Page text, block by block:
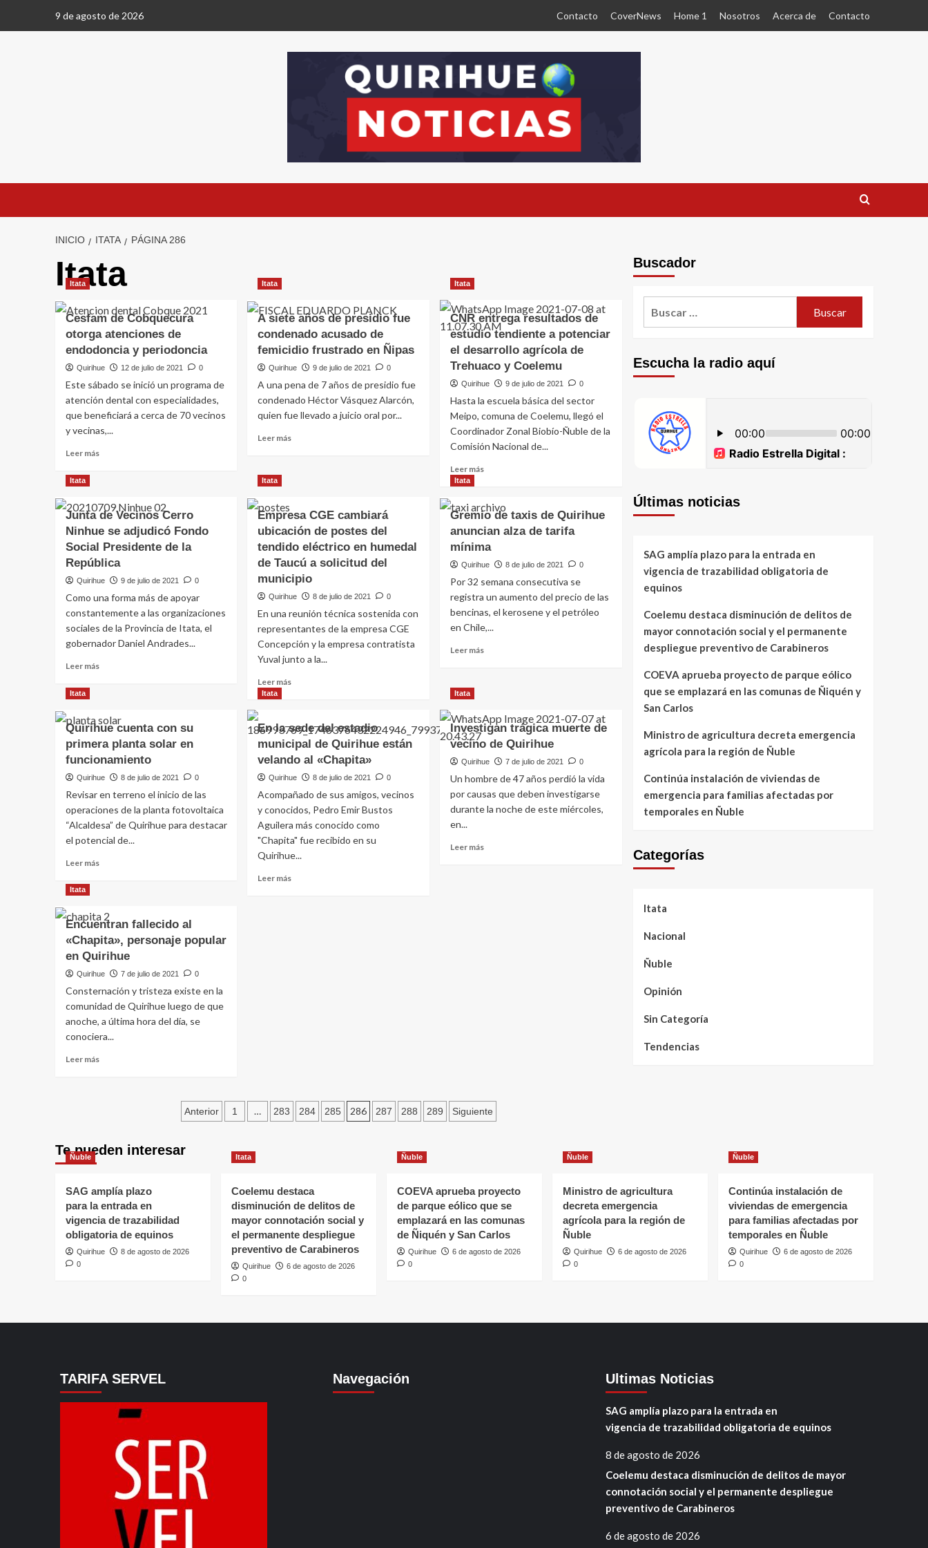
9 de agosto de 2026 Contacto CoverNews Home 1 Nosotros Acerca de Contacto
INICIO ITATA PÁGINA 286
Itata
Itata
Cesfam de Cobquecura
otorga atenciones de
endodoncia y periodoncia
Quirihue 12 de julio de 2021 0
Este sábado se inició un programa de
atención dental con especialidades,
que beneficiará a cerca de 70 vecinos
y vecinas,...
Leer más
Itata
A siete años de presidio fue
condenado acusado de
femicidio frustrado en Ñipas
Quirihue 9 de julio de 2021 0
A una pena de 7 años de presidio fue
condenado Héctor Vásquez Alarcón,
quien fue llevado a juicio oral por...
Leer más
Itata
CNR entrega resultados de
estudio tendiente a potenciar
el desarrollo agrícola de
Trehuaco y Coelemu
Quirihue 9 de julio de 2021 0
Hasta la escuela básica del sector
Meipo, comuna de Coelemu, llegó el
Coordinador Zonal Biobío-Ñuble de la
Comisión Nacional de...
Leer más
Itata
Junta de Vecinos Cerro
Ninhue se adjudicó Fondo
Social Presidente de la
República
Quirihue 9 de julio de 2021 0
Como una forma más de apoyar
constantemente a las organizaciones
sociales de la Provincia de Itata, el
gobernador Daniel Andrades...
Leer más
Itata
Empresa CGE cambiará
ubicación de postes del
tendido eléctrico en humedal
de Taucú a solicitud del
municipio
Quirihue 8 de julio de 2021 0
En una reunión técnica sostenida con
representantes de la empresa CGE
Concepción y la empresa contratista
Yuval junto a la...
Leer más
Itata
Gremio de taxis de Quirihue
anuncian alza de tarifa
mínima
Quirihue 8 de julio de 2021 0
Por 32 semana consecutiva se
registra un aumento del precio de las
bencinas, el kerosene y el petróleo
en Chile,...
Leer más
Itata
Quirihue cuenta con su
primera planta solar en
funcionamiento
Quirihue 8 de julio de 2021 0
Revisar en terreno el inicio de las
operaciones de la planta fotovoltaica
“Alcaldesa” de Quirihue para destacar
el potencial de...
Leer más
Itata
En la sede del estadio
municipal de Quirihue están
velando al «Chapita»
Quirihue 8 de julio de 2021 0
Acompañado de sus amigos, vecinos
y conocidos, Pedro Emir Bustos
Aguilera más conocido como
"Chapita" fue recibido en su
Quirihue...
Leer más
Itata
Investigan trágica muerte de
vecino de Quirihue
Quirihue 7 de julio de 2021 0
Un hombre de 47 años perdió la vida
por causas que deben investigarse
durante la noche de este miércoles,
en...
Leer más
Itata
Encuentran fallecido al
«Chapita», personaje popular
en Quirihue
Quirihue 7 de julio de 2021 0
Consternación y tristeza existe en la
comunidad de Quirihue luego de que
anoche, a última hora del día, se
conociera...
Leer más
Anterior 1 … 283 284 285 286 287 288 289 Siguiente
Buscador
Escucha la radio aquí
Últimas noticias
SAG amplía plazo para la entrada en
vigencia de trazabilidad obligatoria de
equinos
Coelemu destaca disminución de delitos de
mayor connotación social y el permanente
despliegue preventivo de Carabineros
COEVA aprueba proyecto de parque eólico
que se emplazará en las comunas de Ñiquén y
San Carlos
Ministro de agricultura decreta emergencia
agrícola para la región de Ñuble
Continúa instalación de viviendas de
emergencia para familias afectadas por
temporales en Ñuble
Categorías
Itata
Nacional
Ñuble
Opinión
Sin Categoría
Tendencias
Te pueden interesar
Ñuble
SAG amplía plazo
para la entrada en
vigencia de trazabilidad
obligatoria de equinos
Quirihue
8 de agosto de 2026
0
Itata
Coelemu destaca
disminución de delitos de
mayor connotación social y
el permanente despliegue
preventivo de Carabineros
Quirihue
6 de agosto de 2026
0
Ñuble
COEVA aprueba proyecto
de parque eólico que se
emplazará en las comunas
de Ñiquén y San Carlos
Quirihue
6 de agosto de 2026
0
Ñuble
Ministro de agricultura
decreta emergencia
agrícola para la región de
Ñuble
Quirihue
6 de agosto de 2026
0
Ñuble
Continúa instalación de
viviendas de emergencia
para familias afectadas por
temporales en Ñuble
Quirihue
6 de agosto de 2026
0
TARIFA SERVEL Navegación Ultimas Noticias
SAG amplía plazo para la entrada en
vigencia de trazabilidad obligatoria de equinos
8 de agosto de 2026
Coelemu destaca disminución de delitos de mayor
connotación social y el permanente despliegue
preventivo de Carabineros
6 de agosto de 2026